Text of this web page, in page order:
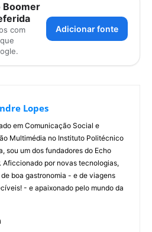
Boomer
com
Adicionar fonte
Lopes
em Comunicação Social e
Multimédia no Instituto Politécnico
sou um dos fundadores do Echo
Aficcionado por novas tecnologias,
boa gastronomia - e de viagens
- e apaixonado pelo mundo da